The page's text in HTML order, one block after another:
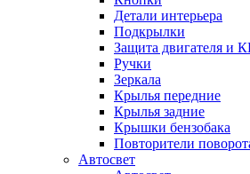
Детали интерьера
Подкрылки
Защита двигателя и
Ручки
Зеркала
Крылья передние
Крылья задние
Крышки бензобака
Повторители
Автосвет